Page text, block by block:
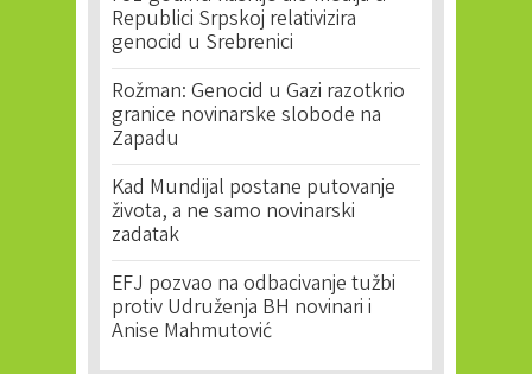
Republici Srpskoj relativizira
genocid u Srebrenici
Rožman: Genocid u Gazi razotkrio
granice novinarske slobode na
Zapadu
Kad Mundijal postane putovanje
života, a ne samo novinarski
zadatak
EFJ pozvao na odbacivanje tužbi
protiv Udruženja BH novinari i
Anise Mahmutović